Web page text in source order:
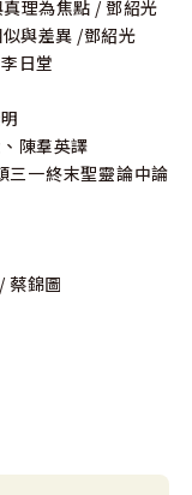
真理為焦點 / 鄧紹光
與差異 /鄧紹光
日堂
陳羣英譯
三一終末聖靈論中論
蔡錦圖